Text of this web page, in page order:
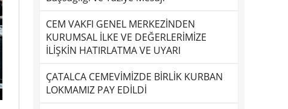
CEM VAKFI GENEL MERKEZİNDEN
KURUMSAL İLKE VE DEĞERLERİMİZE
İLİŞKİN HATIRLATMA VE UYARI
ÇATALCA CEMEVİMİZDE BİRLİK KURBAN
LOKMAMIZ PAY EDİLDİ